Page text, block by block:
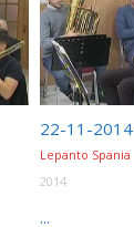
Lepanto Spania
2014
...